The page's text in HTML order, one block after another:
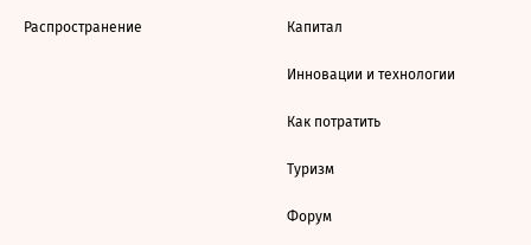
Распространение Капитал
Инновации и технологии
Как потратить
Туризм
Форум